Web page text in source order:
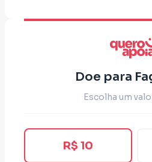
Doe para
Escolha um
R$ 10